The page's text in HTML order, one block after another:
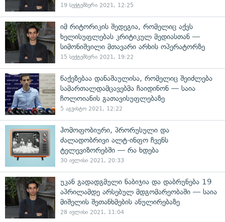
19 სექტემბერი 2021, 12:25
იმ რიტორიკის შედეგია, რომელიც აქვს
ხელისუფლებას კრიტიკულ მედიასთან —
სიმონიშვილი მთავარი არხის ოპერატორზე
15 სექტემბერი 2021, 19:22
წაქეზებაა დანაშაულისა, რომელიც შეიძლება
სამართალდამცავებმა ჩაიდინონ — საია
ჩოლოიანის გათავისუფლებაზე
5 აგვისტო 2021, 12:22
ჰომოფობიური, პრორუსული და
ძალადობრივი ალტ-ინფო ჩვენს
ტელევიზორებში — რა ხდება
30 ივლისი 2021, 20:33
უკან გადადგმული ნაბიჯია და დაბრუნება 19
აპრილამდე არსებულ მდგომარეობაში — საია
მიშელის შეთანხმების ანულირებაზე
28 ივლისი 2021, 11:04